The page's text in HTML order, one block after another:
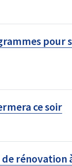
ce soir
rénovation